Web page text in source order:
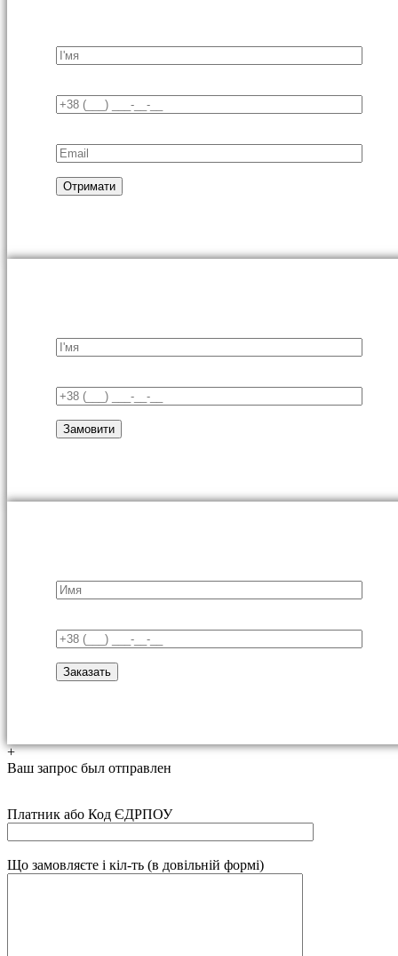
+
Ваш запрос был отправлен
Платник або Код ЄДРПОУ
Що замовляєте і кіл-ть (в довільній формі)